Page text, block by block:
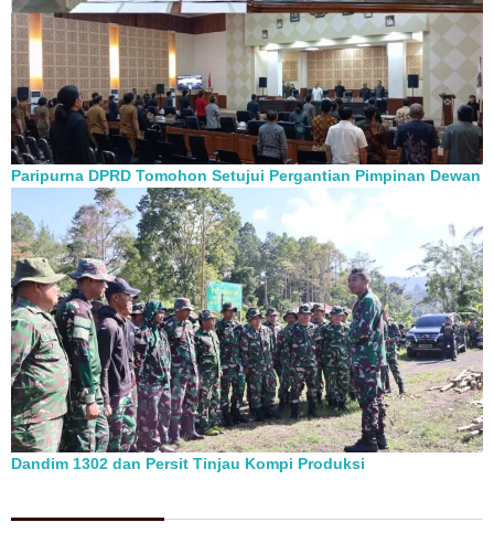
Paripurna DPRD Tomohon Setujui Pergantian Pimpinan Dewan
Dandim 1302 dan Persit Tinjau Kompi Produksi